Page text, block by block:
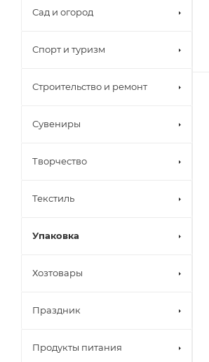
Сад и огород
Спорт и туризм
Строительство и ремонт
Сувениры
Творчество
Текстиль
Упаковка
Хозтовары
Праздник
Продукты питания